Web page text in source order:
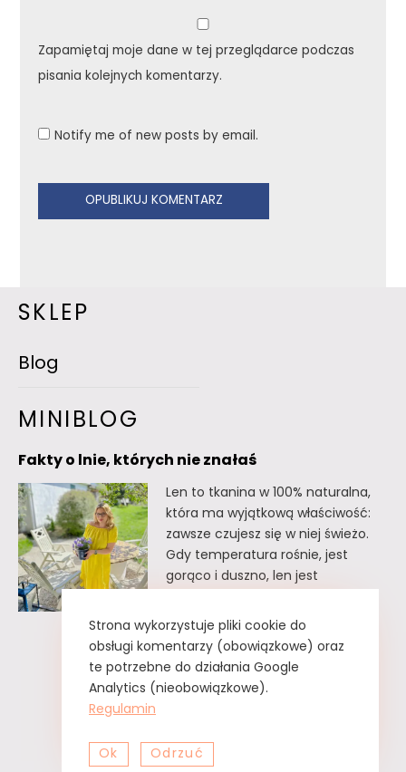
Zapamiętaj moje dane w tej przeglądarce podczas
pisania kolejnych komentarzy.
Notify me of new posts by email.
SKLEP
Blog
MINIBLOG
Fakty o lnie, których nie znałaś
Len to tkanina w 100% naturalna,
która ma wyjątkową właściwość:
zawsze czujesz się w niej świeżo.
Gdy temperatura rośnie, jest
gorąco i duszno, len jest
faktów o lnie, których
prawdopodobnie nie znałaś. Fakty
o lnie, których nie znałaś Lnu nie
trzeba prasować. Wystarczy tzw.
Czytaj dalej
Strona wykorzystuje pliki cookie do
obsługi komentarzy (obowiązkowe) oraz
te potrzebne do działania Google
Analytics (nieobowiązkowe).
Regulamin
Ok Odrzuć